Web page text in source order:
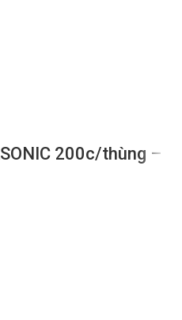
200c/thùng –